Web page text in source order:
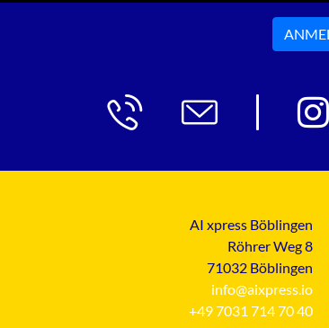
AI xpress Böblingen
Röhrer Weg 8
71032 Böblingen
info@aixpress.io
+49 7031 714 70 40